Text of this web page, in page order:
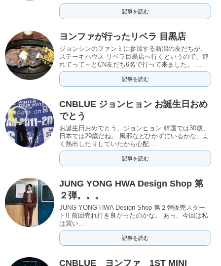
記事を読む
ヨンファが行ったリベラ 目黒店
ジョンシンのファンミに参加する新潟の友だちが、
ステーキハウス リベラ目黒店へ行くというので、連
れてって～とCN友だち6名で行って来ました。 ...
記事を読む
CNBLUE ジョンヒョン お誕生日おめ
でとう
お誕生日おめでとう、ジョンヒョン 韓国では30歳、
日本では29歳だね。 風邪などひかずにいるかな。よ
く熱出したりしていたから心配...
記事を読む
JUNG YONG HWA Design Shop 第
２弾。。。
JUNG YONG HWA Design Shop 第２弾販売スター
ト!! 前回売れ行き良かったのかな。 あっ、今回は私
は買い...
記事を読む
CNBLUE ヨンファ 1ST MINI